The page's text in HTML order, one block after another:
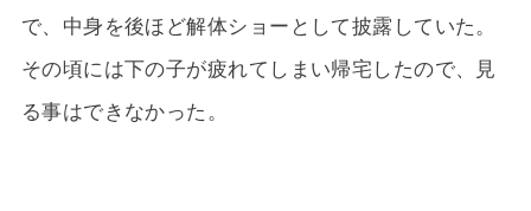
で、中身を後ほど解体ショーとして披露していた。
その頃には下の子が疲れてしまい帰宅したので、見
る事はできなかった。